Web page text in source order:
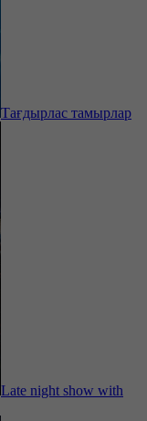
Тағдырлас тамырлар
Late night show with